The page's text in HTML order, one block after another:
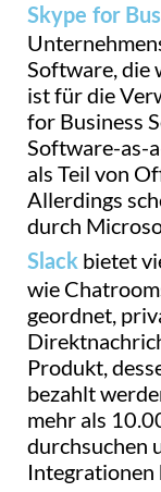
Skype for
Software, die
ist für die
for Business
Software-as-
als Teil von
Allerdings
durch
Slack bietet
wie
geordnet,
Produkt,
bezahlt
mehr als
durchsuchen
Integrationen